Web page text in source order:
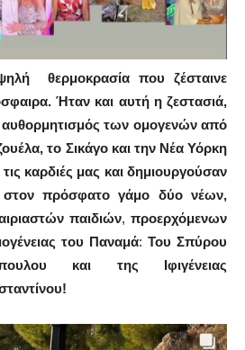
θερμοκρασία που ζέσταινε
Ήταν και αυτή η ζεστασιά,
αυθορμητισμός των ομογενών από
το Σικάγο και την Νέα Υόρκη
καρδιές μας και δημιουργούσαν
πρόσφατο γάμο δύο νέων,
παιδιών,προερχόμενων
του Παναμά: Του Σπύρου
και της Ιφιγένειας